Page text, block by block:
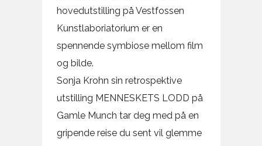
hovedutstilling på Vestfossen
Kunstlaboriatorium er en
spennende symbiose mellom film
og bilde.
Sonja Krohn sin retrospektive
utstilling MENNESKETS LODD på
Gamle Munch tar deg med på en
gripende reise du sent vil glemme